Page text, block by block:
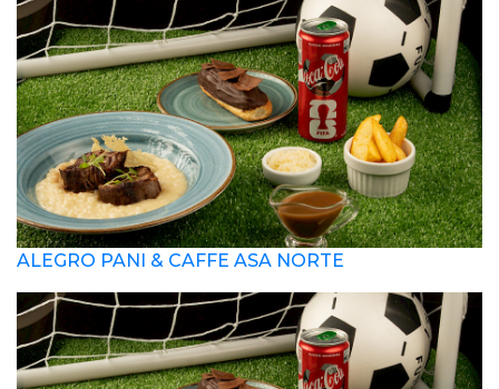
ALEGRO PANI & CAFFE ASA NORTE